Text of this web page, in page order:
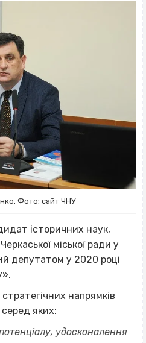
Фото: сайт ЧНУ
історичних наук,
міської ради у
депутатом у 2020 році
напрямків
яких:
удосконалення